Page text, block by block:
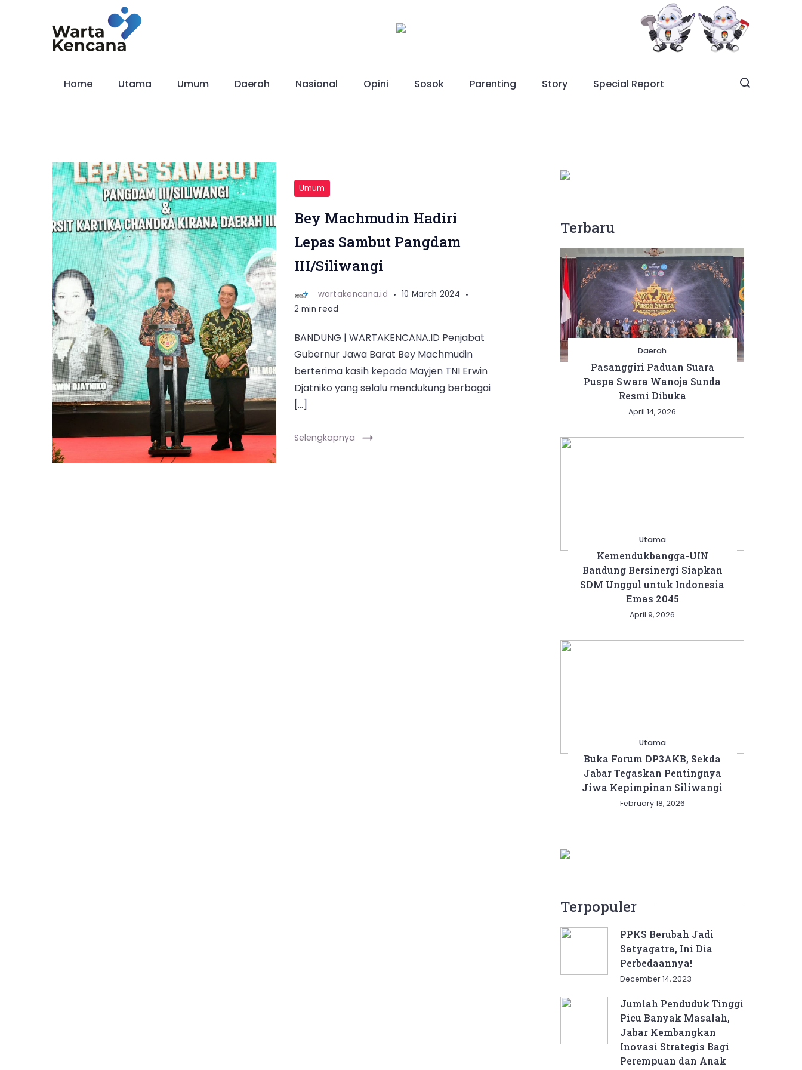
Home Utama Umum Daerah Nasional Opini Sosok Parenting Story Special Report
Umum
Bey Machmudin Hadiri
Lepas Sambut Pangdam
III/Siliwangi
wartakencana.id
10 March 2024
2 min read
BANDUNG | WARTAKENCANA.ID Penjabat
Gubernur Jawa Barat Bey Machmudin
berterima kasih kepada Mayjen TNI Erwin
Djatniko yang selalu mendukung berbagai
[…]
Selengkapnya
Terbaru
Daerah
Pasanggiri Paduan Suara
Puspa Swara Wanoja Sunda
Resmi Dibuka
April 14, 2026
Utama
Kemendukbangga-UIN
Bandung Bersinergi Siapkan
SDM Unggul untuk Indonesia
Emas 2045
April 9, 2026
Utama
Buka Forum DP3AKB, Sekda
Jabar Tegaskan Pentingnya
Jiwa Kepimpinan Siliwangi
February 18, 2026
Terpopuler
PPKS Berubah Jadi
Satyagatra, Ini Dia
Perbedaannya!
December 14, 2023
Jumlah Penduduk Tinggi
Picu Banyak Masalah,
Jabar Kembangkan
Inovasi Strategis Bagi
Perempuan dan Anak